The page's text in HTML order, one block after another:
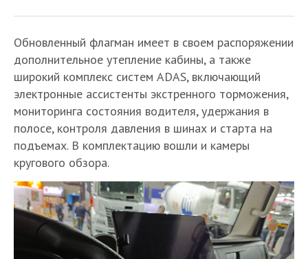
Обновленный флагман имеет в своем распоряжении
дополнительное утепление кабины, а также
широкий комплекс систем ADAS, включающий
электронные ассистенты экстренного торможения,
мониторинга состояния водителя, удержания в
полосе, контроля давления в шинах и старта на
подъемах. В комплектацию вошли и камеры
кругового обзора.